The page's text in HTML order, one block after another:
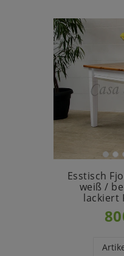
Esstisch
weiß /
lackiert